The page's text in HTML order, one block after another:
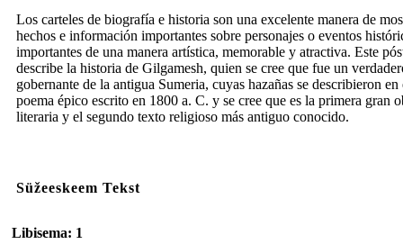
Los carteles de biografía e historia son una excelente manera de
hechos e información importantes sobre personajes o eventos
importantes de una manera artística, memorable y atractiva. Este
describe la historia de Gilgamesh, quien se cree que fue un
gobernante de la antigua Sumeria, cuyas hazañas se describieron en
poema épico escrito en 1800 a. C. y se cree que es la primera gran
literaria y el segundo texto religioso más antiguo conocido.
Süžeeskeem Tekst
Libisema: 1